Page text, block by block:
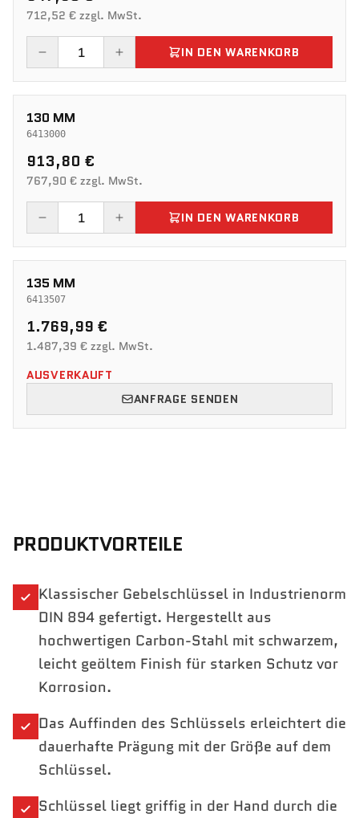
712,52 € zzgl. MwSt.
IN DEN WARENKORB
130 MM
6413000
913,80 €
767,90 € zzgl. MwSt.
IN DEN WARENKORB
135 MM
6413507
1.769,99 €
1.487,39 € zzgl. MwSt.
AUSVERKAUFT
ANFRAGE SENDEN
PRODUKTVORTEILE
Klassischer Gebelschlüssel in Industrienorm
DIN 894 gefertigt. Hergestellt aus
hochwertigen Carbon-Stahl mit schwarzem,
leicht geöltem Finish für starken Schutz vor
Korrosion.
Das Auffinden des Schlüssels erleichtert die
dauerhafte Prägung mit der Größe auf dem
Schlüssel.
Schlüssel liegt griffig in der Hand durch die